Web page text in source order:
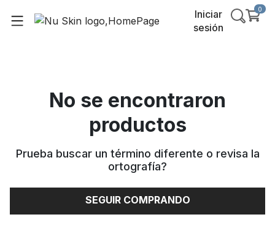
Iniciar
sesión
0
No se encontraron
productos
Prueba buscar un término diferente o revisa la
ortografía?
SEGUIR COMPRANDO